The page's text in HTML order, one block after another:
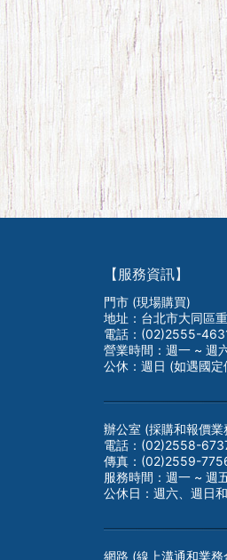
【服務資訊】
門市 (現場購買)
地址：台北市大同區
電話：(02)2555-
營業時間：週一 ~ 週
公休：週日 (如遇國
辦公室 (採購和報價業
電話：(02)2558-
傳真：(02)2559-
服務時間：週一 ~ 週
公休日：週六、週日
網路 (線上溝通和業務